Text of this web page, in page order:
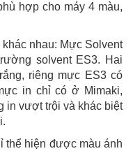
hợp cho máy 4 màu,
nhau: Mực Solvent
solvent ES3. Hai
riêng mực ES3 có
in chỉ có ở Mimaki,
in vượt trội và khác biệt
thể hiện được màu ánh